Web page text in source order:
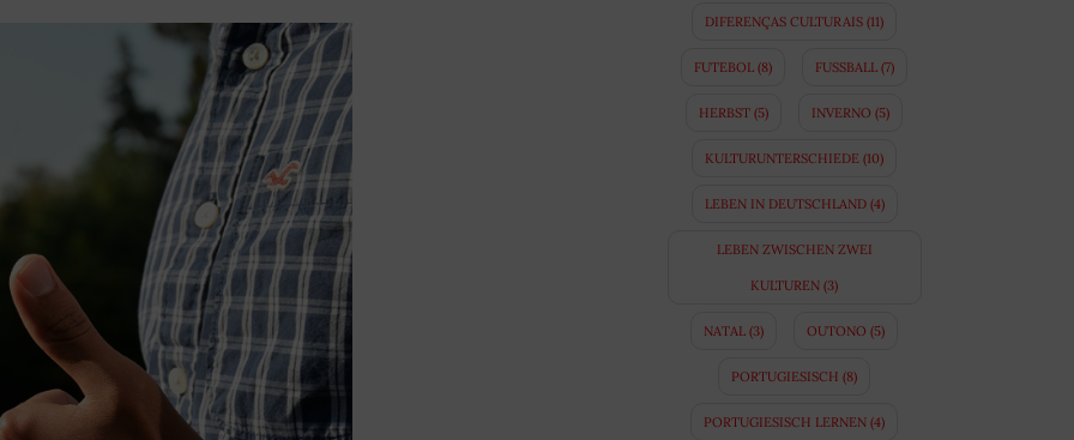
DIFERENÇAS CULTURAIS (11)
FUTEBOL (8) FUSSBALL (7)
HERBST (5) INVERNO (5)
KULTURUNTERSCHIEDE (10)
LEBEN IN DEUTSCHLAND(4)
LEBEN ZWISCHEN ZWEI
KULTUREN (3)
NATAL (3) OUTONO (5)
PORTUGIESISCH (8)
PORTUGIESISCH LERNEN (4)